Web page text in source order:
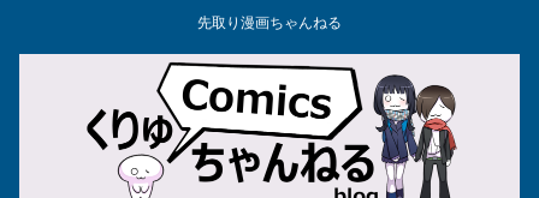
先取り漫画ちゃんねる